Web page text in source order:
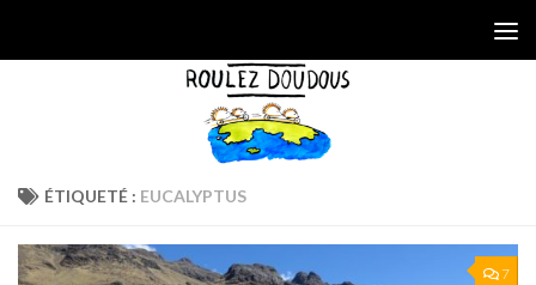
ÉTIQUETÉ : EUCALYPTUS
7